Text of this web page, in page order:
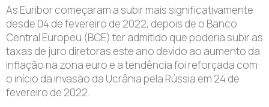
As Euribor começaram a subir mais significativamente
desde 04 de fevereiro de 2022, depois de o Banco
Central Europeu (BCE) ter admitido que poderia subir as
taxas de juro diretoras este ano devido ao aumento da
inflação na zona euro e a tendência foi reforçada com
o início da invasão da Ucrânia pela Rússia em 24 de
fevereiro de 2022.